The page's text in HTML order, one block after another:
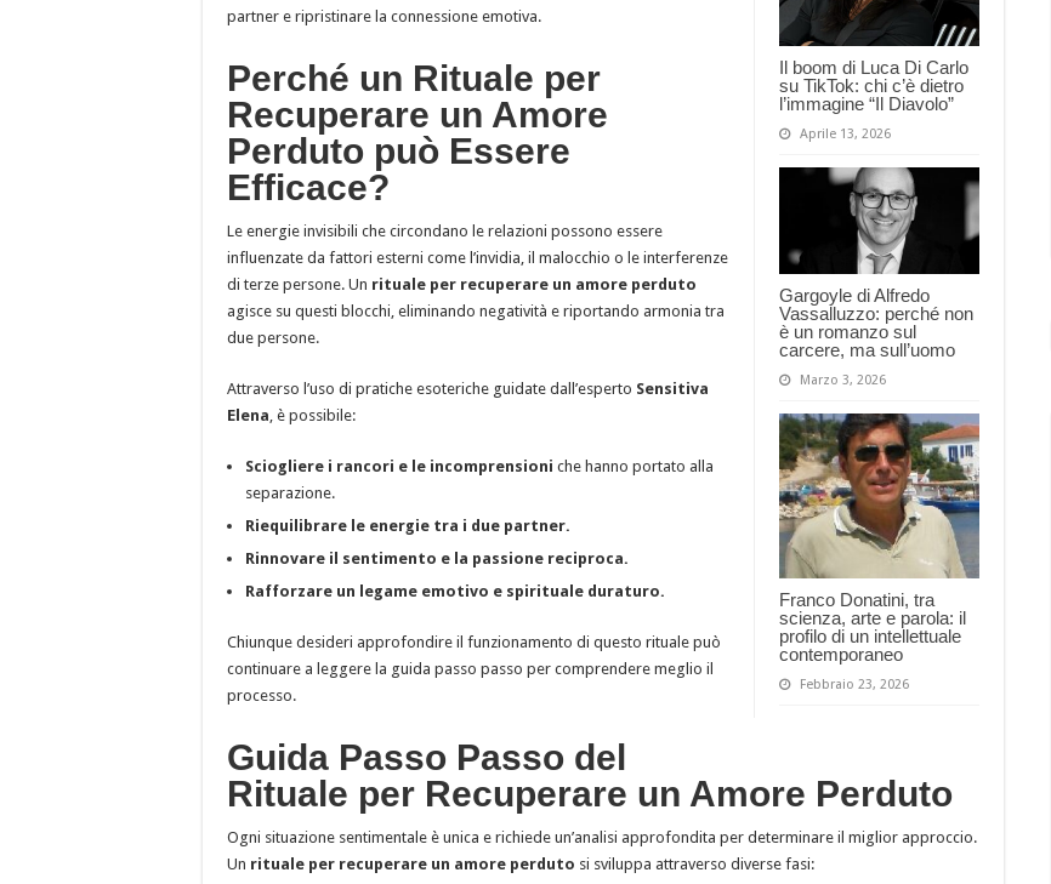
Il boom di Luca Di Carlo
su TikTok: chi c’è dietro
l’immagine “Il Diavolo”
Aprile 13, 2026
Gargoyle di Alfredo
Vassalluzzo: perché non
è un romanzo sul
carcere, ma sull’uomo
Marzo 3, 2026
Franco Donatini, tra
scienza, arte e parola: il
profilo di un intellettuale
contemporaneo
Febbraio 23, 2026
partner e ripristinare la connessione emotiva.
Perché un Rituale per
Recuperare un Amore
Perduto può Essere
Efficace?
Le energie invisibili che circondano le relazioni possono essere
influenzate da fattori esterni come l’invidia, il malocchio o le interferenze
di terze persone. Un rituale per recuperare un amore perduto
agisce su questi blocchi, eliminando negatività e riportando armonia tra
due persone.
Attraverso l’uso di pratiche esoteriche guidate dall’esperto Sensitiva
Elena, è possibile:
Sciogliere i rancori e le incomprensioni che hanno portato alla
separazione.
Riequilibrare le energie tra i due partner.
Rinnovare il sentimento e la passione reciproca.
Rafforzare un legame emotivo e spirituale duraturo.
Chiunque desideri approfondire il funzionamento di questo rituale può
continuare a leggere la guida passo passo per comprendere meglio il
processo.
Guida Passo Passo del
Rituale per Recuperare un Amore Perduto
Ogni situazione sentimentale è unica e richiede un’analisi approfondita per determinare il miglior approccio.
Un rituale per recuperare un amore perduto si sviluppa attraverso diverse fasi: